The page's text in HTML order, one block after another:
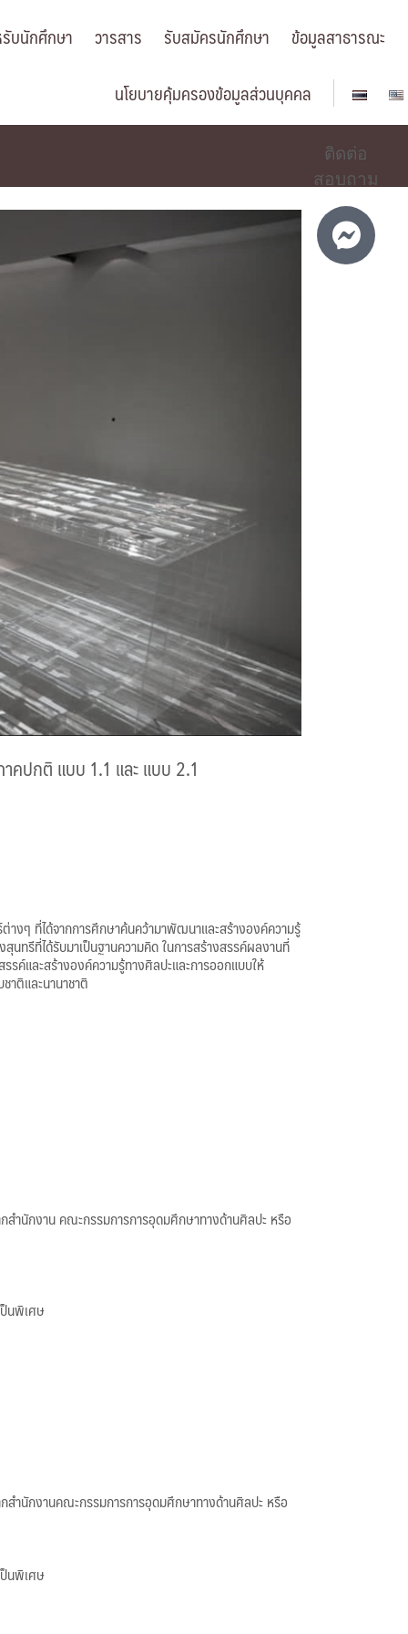
บนักศึกษา วารสาร รับสมัครนักศึกษา
ข้อมูลสาธารณะ
นโยบายคุ้มครองข้อมูลส่วนบุคคล
ปกติ แบบ 1.1 และ แบบ 2.1
งๆ ที่ได้จากการศึกษาค้นคว้ามาพัฒนาและสร้างองค์ความรู้
ทรีที่ได้รับมาเป็นฐานความคิด ในการสร้างสรรค์ผลงานที่
รค์และสร้างองค์ความรู้ทางศิลปะและการออกแบบให้
าติและนานาชาติ
สำนักงาน คณะกรรมการการอุดมศึกษาทางด้านศิลปะ หรือ
นพิเศษ
สำนักงานคณะกรรมการการอุดมศึกษาทางด้านศิลปะ หรือ
นพิเศษ
ติดต่อ
สอบถาม